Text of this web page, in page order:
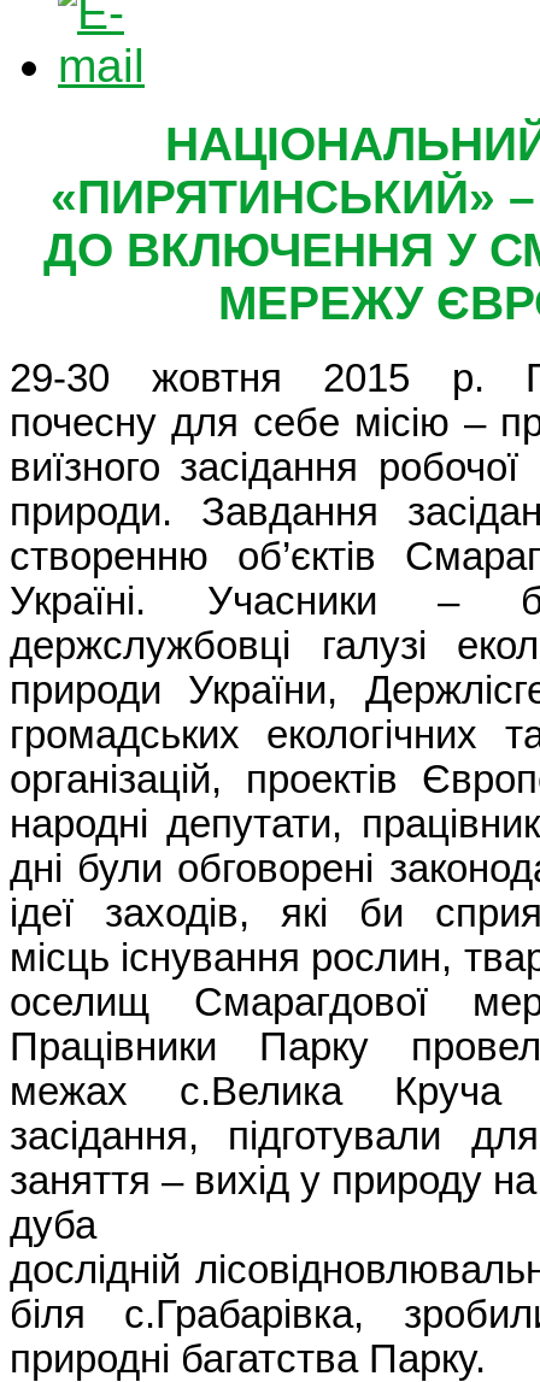
«ПИРЯТИНСЬКИЙ»
ДО ВКЛЮЧЕННЯ У
МЕРЕЖУ
29-30 жовтня 2015 р.
почесну для себе місію –
виїзного засідання
природи. Завдання
створенню об’єктів
Україні. Учасники –
держслужбовці галузі
природи України,
громадських екологічних
організацій, проектів
народні депутати,
дні були обговорені
ідеї заходів, які би
місць існування рослин,
оселищ Смарагдової
Працівники Парку
межах с.Велика Круча
засідання, підготували
заняття – вихід у природу
дуба
дослідній
біля с.Грабарівка,
природні багатства Парку.